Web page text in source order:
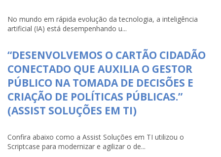
No mundo em rápida evolução da tecnologia, a inteligência
artificial (IA) está desempenhando u...
“DESENVOLVEMOS O CARTÃO CIDADÃO
CONECTADO QUE AUXILIA O GESTOR
PÚBLICO NA TOMADA DE DECISÕES E
CRIAÇÃO DE POLÍTICAS PÚBLICAS.”
(ASSIST SOLUÇÕES EM TI)
Confira abaixo como a Assist Soluções em TI utilizou o
Scriptcase para modernizar e agilizar o de...